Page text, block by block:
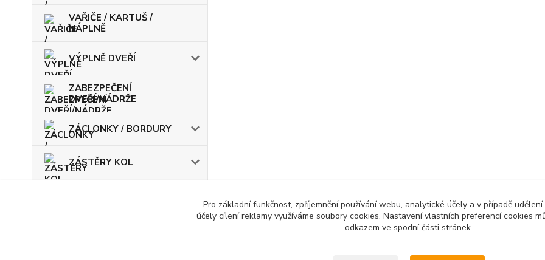
VAŘIČE / KARTUŠ /
NÁPLNĚ
VÝPLNĚ DVEŘÍ
ZABEZPEČENÍ
DVEŘÍ/NÁDRŽE
ZÁCLONKY / BORDURY
ZÁSTĚRY KOL
Pro základní funkčnost, zpříjemnění používání webu, analytické účely a v případě
účely cílení reklamy využíváme soubory cookies. Nastavení vlastních preferencí cookies
odkazem ve spodní části stránek.